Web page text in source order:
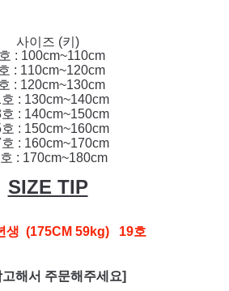
사이즈 (키)
: 100cm~110cm
: 110cm~120cm
: 120cm~130cm
: 130cm~140cm
: 140cm~150cm
: 150cm~160cm
: 160cm~170cm
: 170cm~180cm
SIZE TIP
생 (175CM 59kg) 19호
고해서 주문해주세요]